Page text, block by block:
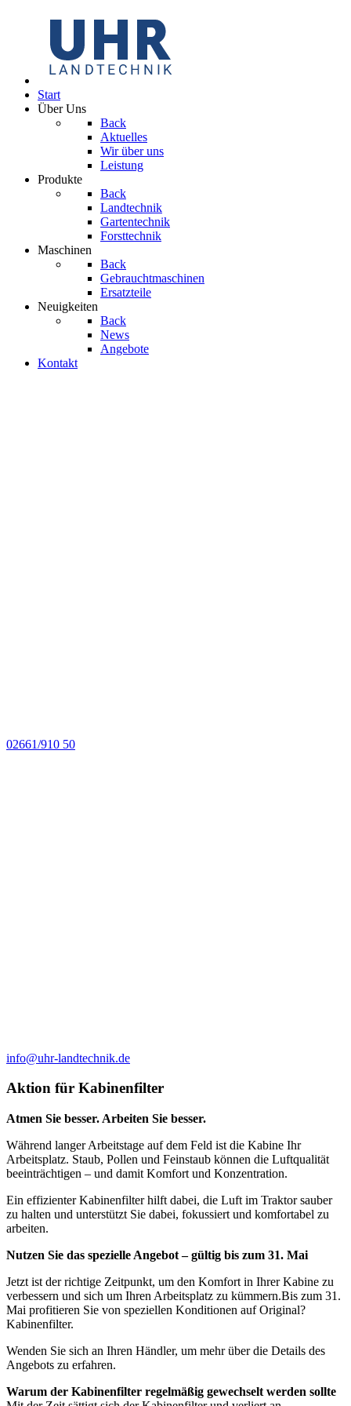
Start
Über Uns
Back
Aktuelles
Wir über uns
Leistung
Produkte
Back
Landtechnik
Gartentechnik
Forsttechnik
Maschinen
Back
Gebrauchtmaschinen
Ersatzteile
Neuigkeiten
Back
News
Angebote
Kontakt
02661/910 50
info@uhr-landtechnik.de
Aktion für Kabinenfilter
Atmen Sie besser. Arbeiten Sie besser.
Während langer Arbeitstage auf dem Feld ist die Kabine Ihr
Arbeitsplatz. Staub, Pollen und Feinstaub können die Luftqualität
beeinträchtigen – und damit Komfort und Konzentration.
Ein effizienter Kabinenfilter hilft dabei, die Luft im Traktor sauber
zu halten und unterstützt Sie dabei, fokussiert und komfortabel zu
arbeiten.
Nutzen Sie das spezielle Angebot – gültig bis zum 31. Mai
Jetzt ist der richtige Zeitpunkt, um den Komfort in Ihrer Kabine zu
verbessern und sich um Ihren Arbeitsplatz zu kümmern.Bis zum 31.
Mai profitieren Sie von speziellen Konditionen auf Original?
Kabinenfilter.
Wenden Sie sich an Ihren Händler, um mehr über die Details des
Angebots zu erfahren.
Warum der Kabinenfilter regelmäßig gewechselt werden sollte